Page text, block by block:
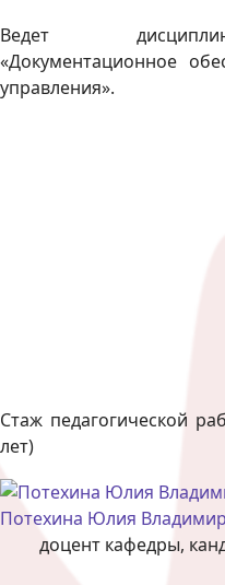
Ведет
«Документационное
управления».
Стаж педагогической
лет)
Потехина Юлия
доцент кафедры,